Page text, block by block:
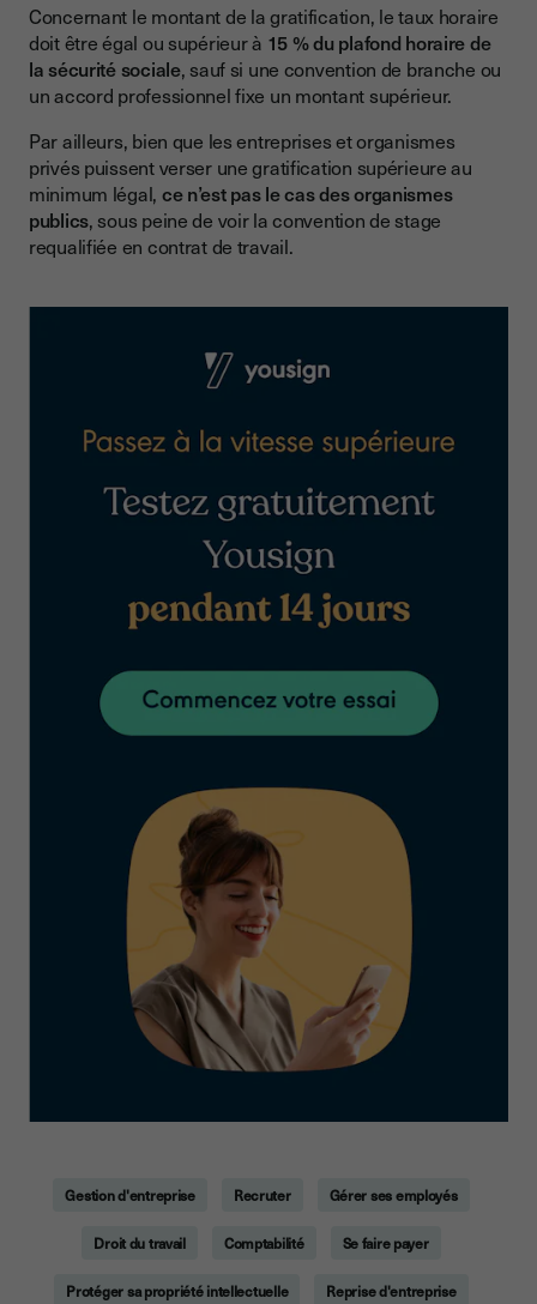
Concernant le montant de la gratification, le taux horaire
doit être égal ou supérieur à 15 % du plafond horaire de
la sécurité sociale, sauf si une convention de branche ou
un accord professionnel fixe un montant supérieur.
Par ailleurs, bien que les entreprises et organismes
privés puissent verser une gratification supérieure au
minimum légal, ce n’est pas le cas des organismes
publics, sous peine de voir la convention de stage
requalifiée en contrat de travail.
Gestion d'entreprise Recruter Gérer ses employés
Droit du travail Comptabilité Se faire payer
Protéger sa propriété intellectuelle Reprise d'entreprise